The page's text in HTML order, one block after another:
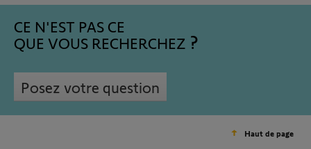
CE N'EST PAS CE
QUE VOUS RECHERCHEZ
Posez votre question
Haut de page